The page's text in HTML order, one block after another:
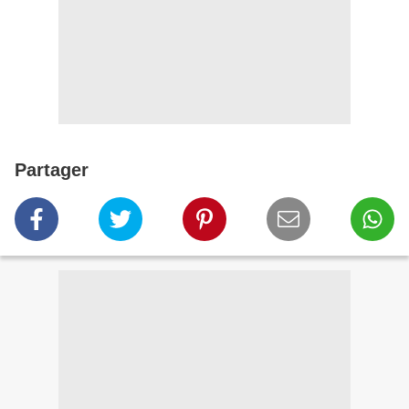
Partager